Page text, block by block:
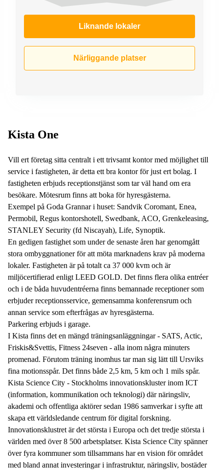
Liknande lokaler
Närliggande platser
Kista One
Vill ert företag sitta centralt i ett trivsamt kontor med möjlighet till
service i fastigheten, är detta ett bra kontor för just ert bolag. I
fastigheten erbjuds receptionstjänst som tar väl hand om era
besökare. Mötesrum finns att boka för hyresgästerna.
Exempel på Goda Grannar i huset: Sandvik Coromant, Enea,
Permobil, Regus kontorshotell, Swedbank, ACO, Grenkeleasing,
STANLEY Security (fd Niscayah), Life, Synoptik.
En gedigen fastighet som under de senaste åren har genomgått
stora ombyggnationer för att möta marknadens krav på moderna
lokaler. Fastigheten är på totalt ca 37 000 kvm och är
miljöcertifierad enligt LEED GOLD. Det finns flera olika entréer
och i de båda huvudentréerna finns bemannade receptioner som
erbjuder receptionsservice, gemensamma konferensrum och
annan service som efterfrågas av hyresgästerna.
Parkering erbjuds i garage.
I Kista finns det en mängd träningsanläggningar - SATS, Actic,
Friskis&Svettis, Fitness 24seven - alla inom några minuters
promenad. Förutom träning inomhus tar man sig lätt till Ursviks
fina motionsspår. Det finns både 2,5 km, 5 km och 1 mils spår.
Kista Science City - Stockholms innovationskluster inom ICT
(information, kommunikation och teknologi) där näringsliv,
akademi och offentliga aktörer sedan 1986 samverkar i syfte att
skapa ett världsledande centrum för digital forskning.
Innovationsklustret är det största i Europa och det tredje största i
världen med över 8 500 arbetsplatser. Kista Science City spänner
över fyra kommuner som tillsammans har en vision för området
med bland annat investeringar i infrastruktur, näringsliv, bostäder